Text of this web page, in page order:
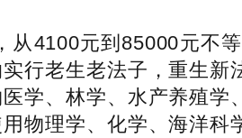
元到85000元不
行老生老法子，重生新
学、林学、水产养殖
物理学、化学、海洋